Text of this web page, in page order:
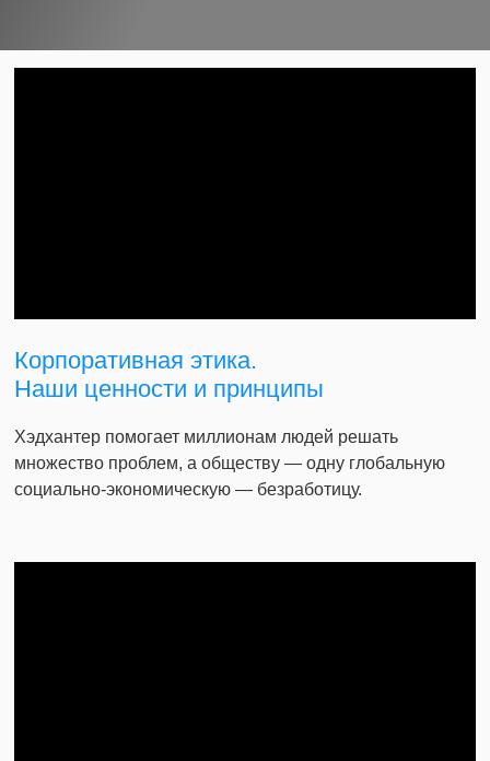
Корпоративная этика.
Наши ценности и принципы
Хэдхантер помогает миллионам людей решать
множество проблем, а обществу — одну глобальную
социально-экономическую — безработицу.